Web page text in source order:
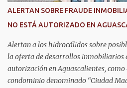
infraestructura tecnológica de
innovadores de coordinación
Aguascalientes, posicionándose como
materia de atención de emergencias.
goberna...
ALERTAN SOBRE FRAUDE
NO ESTÁ AUTORIZADO EN
Alertan a los hidrocálidos sobre
la oferta de desarrollos inmobiliarios
autorización en Aguascalientes, como
condominio denominado “Ciudad